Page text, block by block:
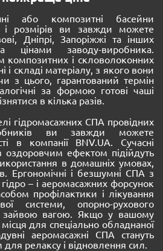
або композитні басейни
і розмірів ви завжди можете
Дніпрі, Запоріжжі та інших
цінами заводу-виробника.
композитних і скловолоконних
складі матеріалу, з якого вони
з цього, гарантований термін
за формою готові чаші
в кілька разів.
гідромасажних СПА провідних
ви завжди можете
в компанії BNV.UA. Сучасні
оздоровчим ефектом підійдуть
в домашніх умовах,
Ергономічні і безшумні СПА з
– і аеромасажних форсунок
профілактики і лікування
системи, опорно-рухового
зайвою вагою. Якщо у вашому
для спеціально обладнаної
аеромасажні СПА стануть
релаксу і відновлення сил.